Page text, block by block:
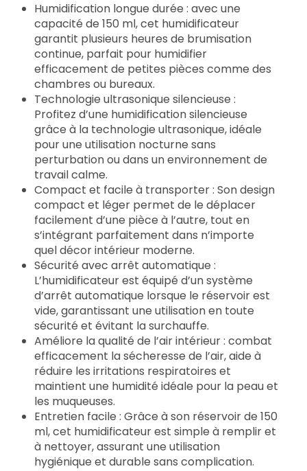
Humidification longue durée : avec une
capacité de 150 ml, cet humidificateur
garantit plusieurs heures de brumisation
continue, parfait pour humidifier
efficacement de petites pièces comme des
chambres ou bureaux.
Technologie ultrasonique silencieuse :
Profitez d’une humidification silencieuse
grâce à la technologie ultrasonique, idéale
pour une utilisation nocturne sans
perturbation ou dans un environnement de
travail calme.
Compact et facile à transporter : Son design
compact et léger permet de le déplacer
facilement d’une pièce à l’autre, tout en
s’intégrant parfaitement dans n’importe
quel décor intérieur moderne.
Sécurité avec arrêt automatique :
L’humidificateur est équipé d’un système
d’arrêt automatique lorsque le réservoir est
vide, garantissant une utilisation en toute
sécurité et évitant la surchauffe.
Améliore la qualité de l’air intérieur : combat
efficacement la sécheresse de l’air, aide à
réduire les irritations respiratoires et
maintient une humidité idéale pour la peau et
les muqueuses.
Entretien facile : Grâce à son réservoir de 150
ml, cet humidificateur est simple à remplir et
à nettoyer, assurant une utilisation
hygiénique et durable sans complication.